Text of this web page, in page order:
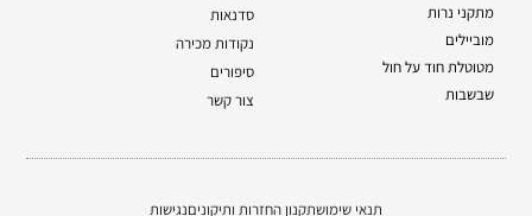
מתקני נרות
מוביילים
מטוטלת חוד על חול
שבשבות
סדנאות
נקודות מכירה
סיפורים
צור קשר
תנאי שימושתקנון החזרות ותיקוניםנגישות